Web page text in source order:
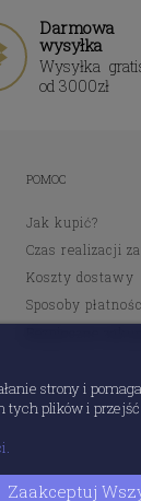
Darmowa
wysyłka
Wysyłka
od 3000zł
POMOC
Jak kupić?
Czas realizacji
Koszty dostawy
Sposoby
strony i
plików i
Zaakceptuj